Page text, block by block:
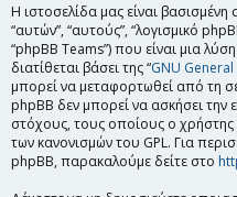
Η ιστοσελίδα μας είναι βασισμένη
“αυτών”, “αυτούς”, “λογισμικό
“phpBB Teams”) που είναι μια
διατίθεται βάσει της “GNU
μπορεί να μεταφορτωθεί από τη
phpBB δεν μπορεί να ασκήσει την
στόχους, τους οποίους ο χρήστης
των κανονισμών του GPL. Για
phpBB, παρακαλούμε δείτε στο